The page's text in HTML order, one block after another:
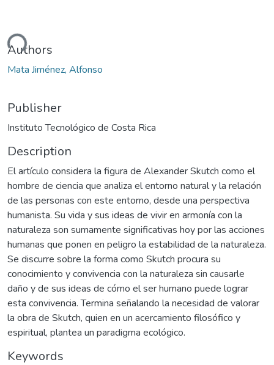
Authors
Mata Jiménez, Alfonso
Publisher
Instituto Tecnológico de Costa Rica
Description
El artículo considera la figura de Alexander Skutch como el
hombre de ciencia que analiza el entorno natural y la relación
de las personas con este entorno, desde una perspectiva
humanista. Su vida y sus ideas de vivir en armonía con la
naturaleza son sumamente significativas hoy por las acciones
humanas que ponen en peligro la estabilidad de la naturaleza.
Se discurre sobre la forma como Skutch procura su
conocimiento y convivencia con la naturaleza sin causarle
daño y de sus ideas de cómo el ser humano puede lograr
esta convivencia. Termina señalando la necesidad de valorar
la obra de Skutch, quien en un acercamiento filosófico y
espiritual, plantea un paradigma ecológico.
Keywords